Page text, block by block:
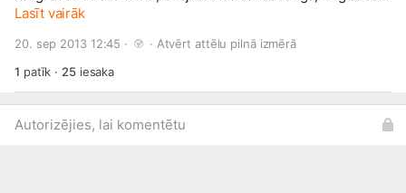
karsta ūdens, 2 ēdamkarotes medus, sakulta ola, glāze
gals kanēļa Pagatavošana: samaisa miežu miltus, raugu,
ūdeni un medu. Trauku apklāj un ieliek siltā ūdens peldē uz
karstā, ietaukotā pannā.
Lasīt vairāk
20. sep 2013 12:45 · · Atvērt attēlu pilnā izmērā
1 patīk · 25iesaka
Autorizējies, lai komentētu